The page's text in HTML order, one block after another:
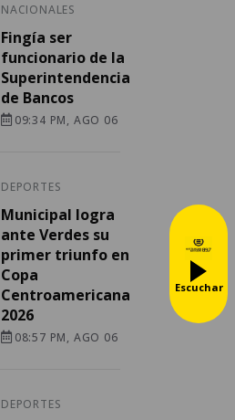
NACIONALES
Fingía ser
funcionario de la
Superintendencia
de Bancos
09:34 PM, AGO 06
DEPORTES
Municipal logra
ante Verdes su
primer triunfo en
Copa
Centroamericana
2026
08:57 PM, AGO 06
DEPORTES
Escuchar